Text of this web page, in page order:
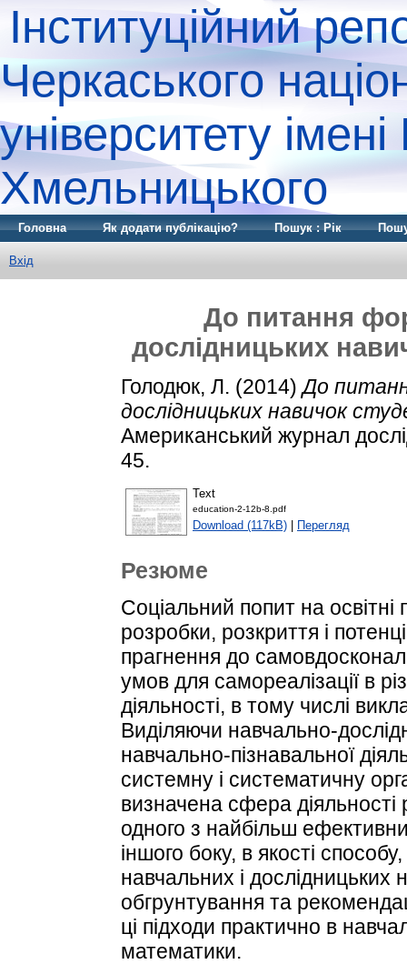
Інституційний
Черкаського
університету
Хмельницького
Головна Як додати публікацію? Пошук : Рік
Вхід
До питання
дослідницьких
Голодюк, Л. (2014)До
дослідницьких навичок
Американський журнал
45.
Text
education-2-12b-8.pdf
Download (117kB) Перегляд
Резюме
Соціальний попит на
розробки, розкриття і
прагнення до
умов для самореалізації в
діяльності, в тому числі
Виділяючи навчально-
навчально-пізнавальної
системну і систематичну
визначена сфера діяльності
одного з найбільш
іншого боку, в якості
навчальних і
обгрунтування та
ці підходи практично в
математики.